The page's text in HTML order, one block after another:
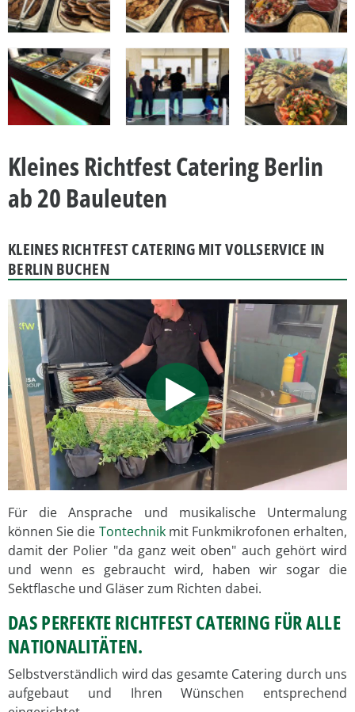
Kleines Richtfest Catering Berlin
ab 20 Bauleuten
KLEINES RICHTFEST CATERING MIT VOLLSERVICE IN
BERLIN BUCHEN
Für die Ansprache und musikalische Untermalung
können Sie die Tontechnikmit Funkmikrofonen erhalten,
damit der Polier "da ganz weit oben" auch gehört wird
und wenn es gebraucht wird, haben wir sogar die
Sektflasche und Gläser zum Richten dabei.
DAS PERFEKTE RICHTFEST CATERING FÜR ALLE
NATIONALITÄTEN.
Selbstverständlich wird das gesamte Catering durch uns
aufgebaut und Ihren Wünschen entsprechend